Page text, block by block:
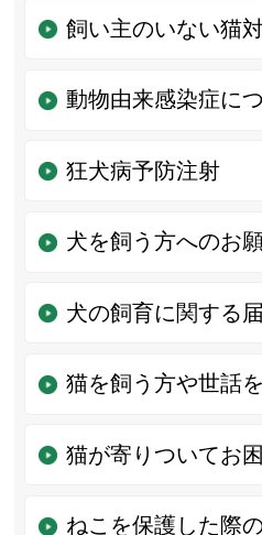
飼い主のいない猫
動物由来感染症に
狂犬病予防注射
犬を飼う方へのお
犬の飼育に関する
猫を飼う方や世話
猫が寄りついてお
ねこを保護した際